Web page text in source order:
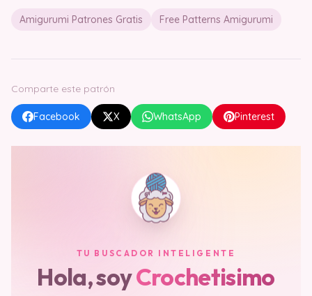
Amigurumi Patrones Gratis Free Patterns Amigurumi
Comparte este patrón
Facebook X WhatsApp Pinterest
TU BUSCADOR INTELIGENTE
Hola, soyCrochetisimo